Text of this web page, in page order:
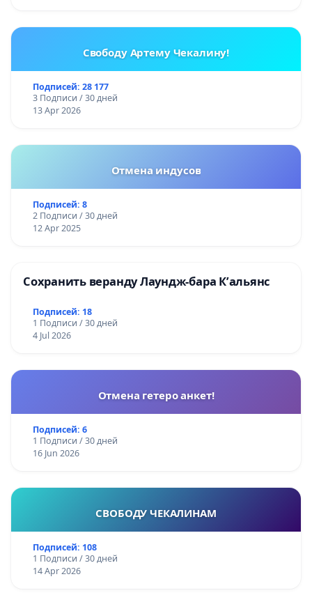
Свободу Артему Чекалину!
Подписей: 28 177
3 Подписи / 30 дней
13 Apr 2026
Отмена индусов
Подписей: 8
2 Подписи / 30 дней
12 Apr 2025
Сохранить веранду Лаундж-бара К’альянс
Подписей: 18
1 Подписи / 30 дней
4 Jul 2026
Отмена гетеро анкет!
Подписей: 6
1 Подписи / 30 дней
16 Jun 2026
СВОБОДУ ЧЕКАЛИНАМ
Подписей: 108
1 Подписи / 30 дней
14 Apr 2026